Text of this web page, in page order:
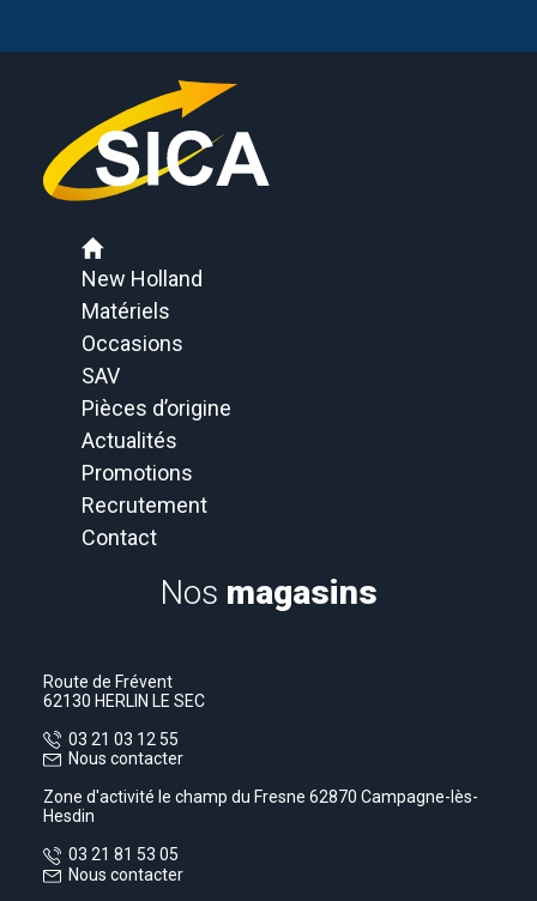
New Holland
Matériels
Occasions
SAV
Pièces d’origine
Actualités
Promotions
Recrutement
Contact
Nos magasins
Route de Frévent
62130 HERLIN LE SEC
03 21 03 12 55
Nous contacter
Zone d'activité le champ du Fresne 62870 Campagne-lès-
Hesdin
03 21 81 53 05
Nous contacter